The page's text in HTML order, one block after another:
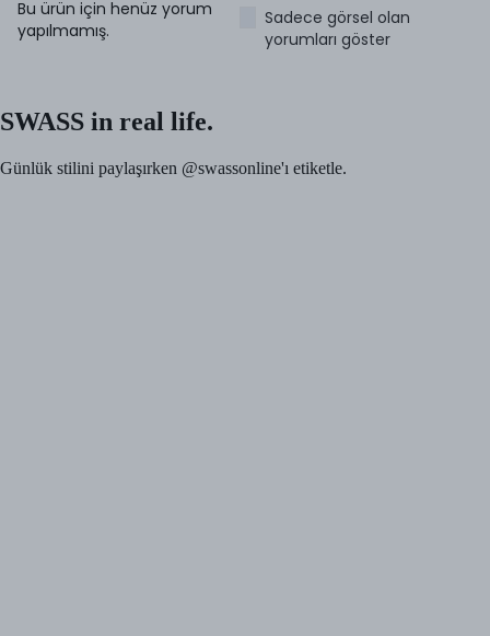
Bu ürün için henüz yorum
yapılmamış.
Sadece görsel olan
yorumları göster